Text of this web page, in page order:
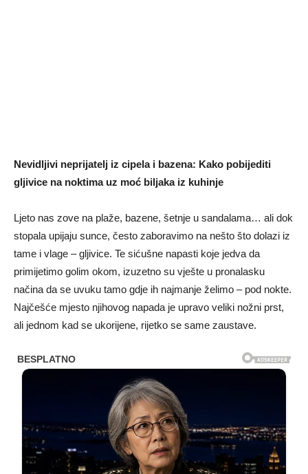
Nevidljivi neprijatelj iz cipela i bazena: Kako pobijediti
gljivice na noktima uz moć biljaka iz kuhinje
Ljeto nas zove na plaže, bazene, šetnje u sandalama… ali dok
stopala upijaju sunce, često zaboravimo na nešto što dolazi iz
tame i vlage – gljivice. Te sićušne napasti koje jedva da
primijetimo golim okom, izuzetno su vješte u pronalasku
načina da se uvuku tamo gdje ih najmanje želimo – pod nokte.
Najčešće mjesto njihovog napada je upravo veliki nožni prst,
ali jednom kad se ukorijene, rijetko se same zaustave.